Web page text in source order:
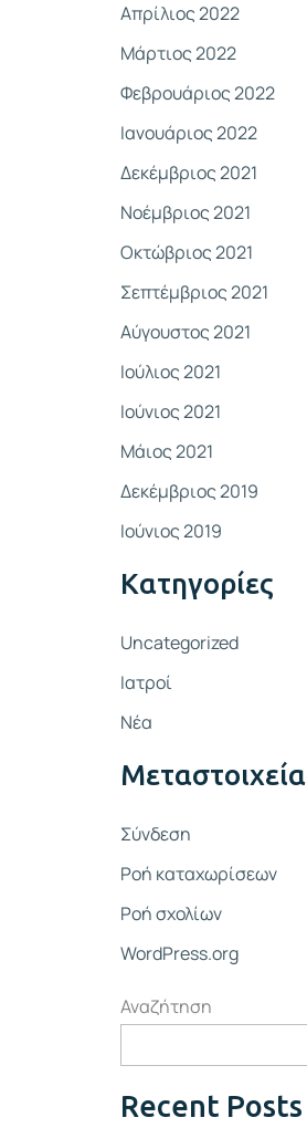
Απρίλιος 2022
Μάρτιος 2022
Φεβρουάριος 2022
Ιανουάριος 2022
Δεκέμβριος 2021
Νοέμβριος 2021
Οκτώβριος 2021
Σεπτέμβριος 2021
Αύγουστος 2021
Ιούλιος 2021
Ιούνιος 2021
Μάιος 2021
Δεκέμβριος 2019
Ιούνιος 2019
Kατηγορίες
Uncategorized
Ιατροί
Νέα
Μεταστοιχεία
Σύνδεση
Ροή καταχωρίσεων
Ροή σχολίων
WordPress.org
Αναζήτηση
Recent Posts